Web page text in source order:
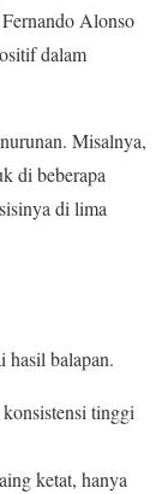
Alonso
dalam
Misalnya,
di beberapa
di lima
hasil balapan.
tinggi
ketat, hanya